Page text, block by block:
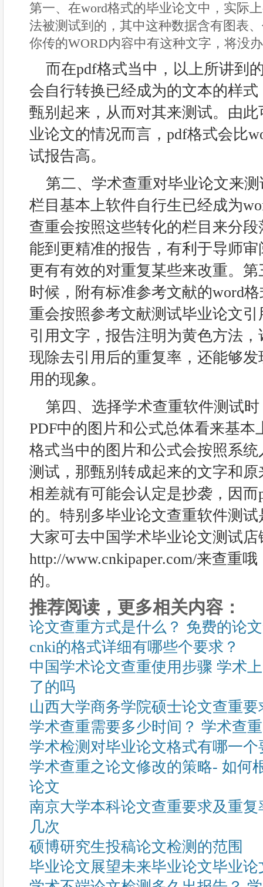
第一、在word格式的毕业论文中，实际
法被测试到的，其中这种数据含有图表
你传的WORD内容中有这种文字，将没
而在pdf格式当中，以上所讲到
会自行转换已经成为的文本的样
甄别起来，从而对其来测试。由
业论文的情况而言，pdf格式会比
试报告高。
第二、学术查重对毕业论文来
栏目基本上软件自行生已经成为
查重会按照这些转化的栏目来分
能到更精准的报告，有利于导师
更有有效的对重复某些来改重。
时候，附有标准参考文献的word
重会按照参考文献测试毕业论文
引用文字，报告注明为黄色方法
现除去引用后的重复率，还能够
用的现象。
第四、选择学术查重软件测试
PDF中的图片和公式总体看来基本
格式当中的图片和公式会按照系
测试，那甄别转成起来的文字和
相差就有可能会认定是抄袭，因
的。特别多毕业论文查重软件测
大家可去中国学术毕业论文测试店
http://www.cnkipaper.com/来查重
的。
推荐阅读，更多相关内容：
论文查重方式是什么？ 免费的论
cnki的格式详细有哪些个要求？
中国学术论文查重使用步骤 学术
了的吗
山西大学商务学院硕士论文查重
学术查重需要多少时间？ 学术查
学术检测对毕业论文格式有哪一个
学术查重之论文修改的策略- 如何
论文
南京大学本科论文查重要求及重
几次
硕博研究生投稿论文检测的范围
毕业论文展望未来毕业论文毕业